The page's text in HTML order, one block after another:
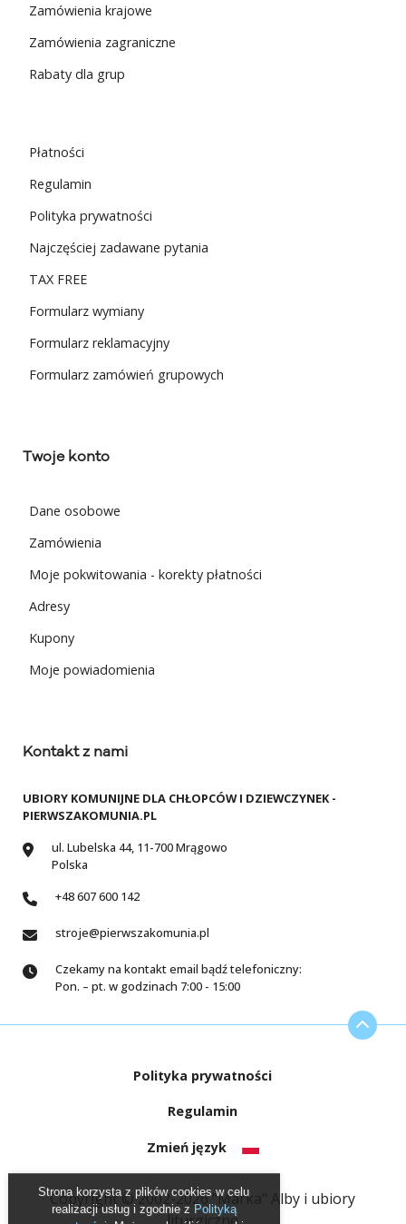
Zamówienia krajowe
Zamówienia zagraniczne
Rabaty dla grup
Płatności
Regulamin
Polityka prywatności
Najczęściej zadawane pytania
TAX FREE
Formularz wymiany
Formularz reklamacyjny
Formularz zamówień grupowych
Twoje konto
Dane osobowe
Zamówienia
Moje pokwitowania - korekty płatności
Adresy
Kupony
Moje powiadomienia
Kontakt z nami
UBIORY KOMUNIJNE DLA CHŁOPCÓW I DZIEWCZYNEK -
PIERWSZAKOMUNIA.PL
ul. Lubelska 44, 11-700 Mrągowo
Polska
+48 607 600 142
stroje@pierwszakomunia.pl
Czekamy na kontakt email bądź telefoniczny:
Pon. – pt. w godzinach 7:00 - 15:00
Polityka prywatności
Regulamin
Zmień język
Copyright © 2002-2026 "Marka" Alby i ubiory
Strona korzysta z plików cookies w celu
realizacji usług i zgodnie z Polityką